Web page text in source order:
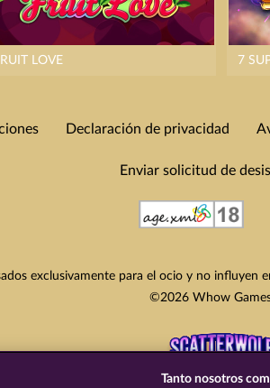
LOVE 7
Declaración de privacidad
Enviar solicitud de
exclusivamente para el ocio y no
©2026 Whow
Tanto nosotros